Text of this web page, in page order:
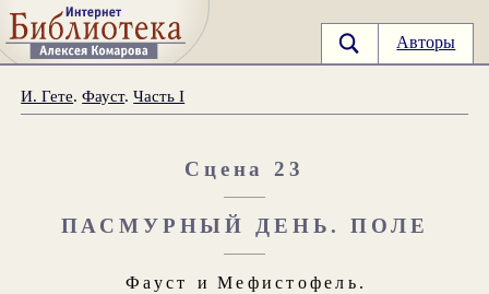
Авторы
И. Гете.Фауст.Часть I
Сцена 23
ПАСМУРНЫЙ ДЕНЬ. ПОЛЕ
Фауст иМефистофель .